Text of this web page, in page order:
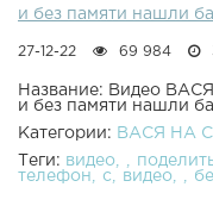
и без памяти нашли
27-12-22 69 984
Название: Видео
и без памяти нашли
Категории: ВАСЯ НА
Теги: видео
телефон
с видео